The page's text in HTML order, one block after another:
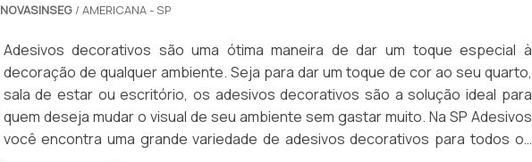
NOVASINSEG / AMERICANA - SP
Adesivos decorativos são uma ótima maneira de dar um toque especial à
decoração de qualquer ambiente. Seja para dar um toque de cor ao seu quarto,
sala de estar ou escritório, os adesivos decorativos são a solução ideal para
quem deseja mudar o visual de seu ambiente sem gastar muito. Na SP Adesivos
você encontra uma grande variedade de adesivos decorativos para todos os